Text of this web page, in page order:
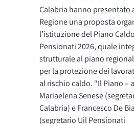
Calabria hanno presentato
Regione una proposta
l’istituzione del Piano
Pensionati 2026, quale
strutturale al piano
per la protezione dei
al rischio caldo. “Il Piano –
Mariaelena Senese
Calabria) e Francesco De
(segretario Uil Pensionati